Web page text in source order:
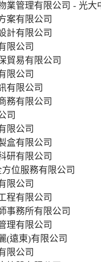
業管理有限公司 - 光大
案有限公司
計有限公司
限公司
貿易有限公司
限公司
有限公司
務有限公司
司
限公司
盒有限公司
研有限公司
方位服務有限公司
限公司
程有限公司
事務所有限公司
理有限公司
(遠東)有限公司
限公司